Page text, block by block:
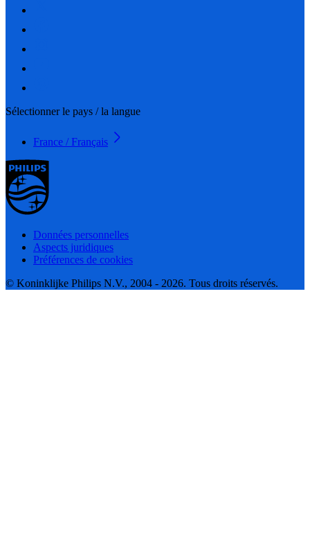
Sélectionner le pays / la langue
France / Français
Données personnelles
Aspects juridiques
Préférences de cookies
© Koninklijke Philips N.V., 2004 - 2026. Tous droits réservés.